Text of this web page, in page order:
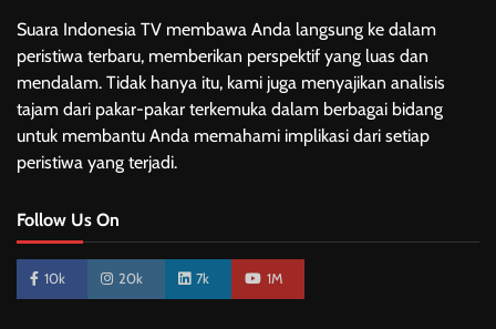
Suara Indonesia TV membawa Anda langsung ke dalam
peristiwa terbaru, memberikan perspektif yang luas dan
mendalam. Tidak hanya itu, kami juga menyajikan analisis
tajam dari pakar-pakar terkemuka dalam berbagai bidang
untuk membantu Anda memahami implikasi dari setiap
peristiwa yang terjadi.
Follow Us On
10k 20k 7k 1M